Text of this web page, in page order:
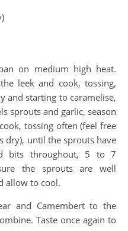
on medium high heat.
leek and cook, tossing,
and starting to caramelise,
sprouts and garlic, season
tossing often (feel free
dry), until the sprouts have
bits throughout, 5 to 7
the sprouts are well
allow to cool.
and Camembert to the
Taste once again to